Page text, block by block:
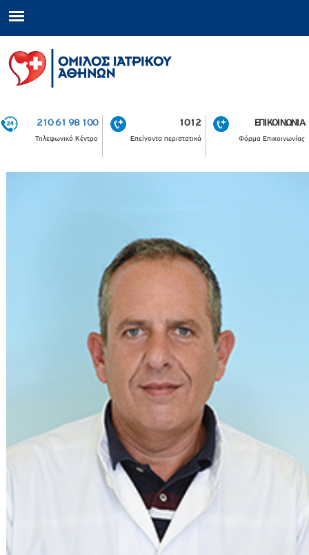
210 61 98 100
Τηλεφωνικό Κέντρο
1012
Επείγοντα περιστατικά
ΕΠΙΚΟΙΝΩΝΙΑ
Φόρμα Επικοινωνίας